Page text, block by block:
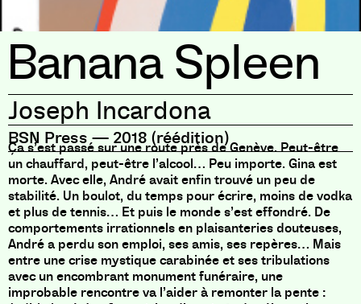
Banana Spleen
Joseph Incardona
BSN Press — 2018 (réédition)
Ça s’est passé sur une route près de Genève. Peut-être
un chauffard, peut-être l’alcool… Peu importe. Gina est
morte. Avec elle, André avait enfin trouvé un peu de
stabilité. Un boulot, du temps pour écrire, moins de vodka
et plus de tennis… Et puis le monde s’est effondré. De
comportements irrationnels en plaisanteries douteuses,
André a perdu son emploi, ses amis, ses repères… Mais
entre une crise mystique carabinée et ses tribulations
avec un encombrant monument funéraire, une
improbable rencontre va l’aider à remonter la pente :